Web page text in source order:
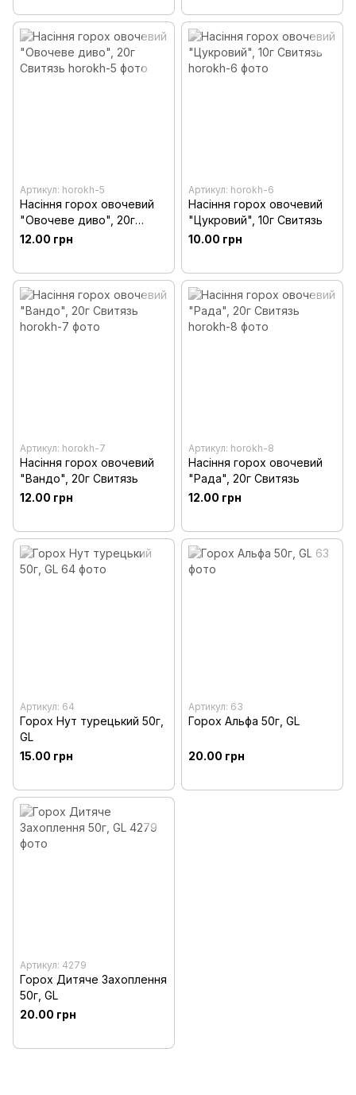
Артикул: horokh-5
Насіння горох овочевий
"Овочеве диво", 20г
Свитязь
12.00 грн
Артикул: horokh-6
Насіння горох овочевий
"Цукровий", 10г Свитязь
10.00 грн
Артикул: horokh-7
Насіння горох овочевий
"Вандо", 20г Свитязь
12.00 грн
Артикул: horokh-8
Насіння горох овочевий
"Рада", 20г Свитязь
12.00 грн
Артикул: 64
Горох Нут турецький 50г,
GL
15.00 грн
Артикул: 63
Горох Альфа 50г, GL
20.00 грн
Артикул: 4279
Горох Дитяче Захоплення
50г, GL
20.00 грн